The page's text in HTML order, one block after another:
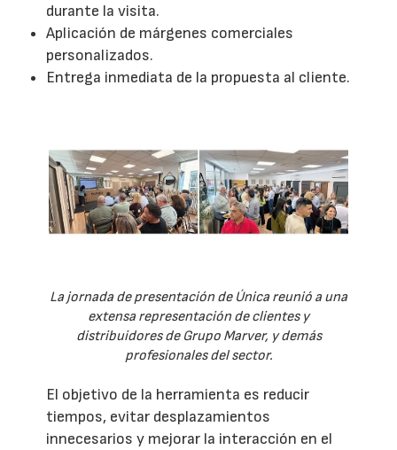
durante la visita.
Aplicación de márgenes comerciales
personalizados.
Entrega inmediata de la propuesta al cliente.
La jornada de presentación de Única reunió a una
extensa representación de clientes y
distribuidores de Grupo Marver, y demás
profesionales del sector.
El objetivo de la herramienta es reducir
tiempos, evitar desplazamientos
innecesarios y mejorar la interacción en el